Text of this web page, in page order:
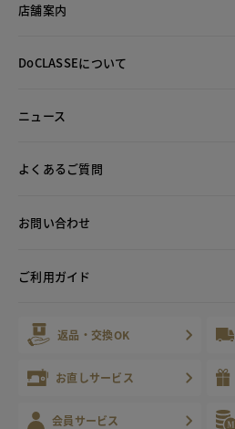
店舗案内
DoCLASSEについて
ニュース
よくあるご質問
お問い合わせ
ご利用ガイド
返品・交換OK
お直しサービス
会員サービス